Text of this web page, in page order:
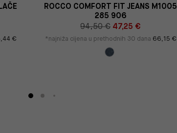
€
ROCCO COMFORT FIT JEANS M1005
285 906
94,50 € 47,25 €
*najniža cijena u prethodnih 30 dana 66,15 €